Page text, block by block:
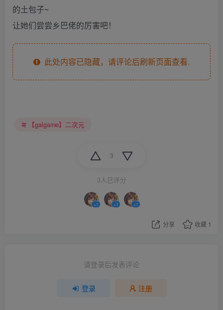
的土包子~
让她们尝尝乡巴佬的厉害吧！
此处内容已隐藏，请评论后刷新页面查看.
【galgame】二次元
3
3人已评分
+1 +1 +1
分享 收藏 1
请登录后发表评论
登录 注册